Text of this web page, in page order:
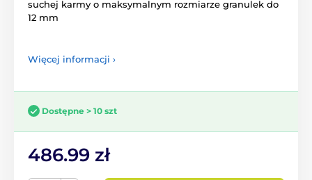
suchej karmy o maksymalnym rozmiarze granulek do
12 mm
Więcej informacji ›
Dostępne > 10 szt
486.99 zł